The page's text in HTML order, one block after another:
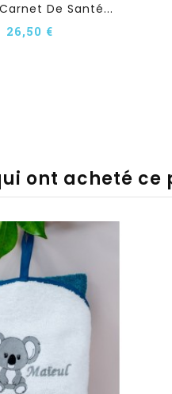
De Santé...
26,50 €
ont acheté